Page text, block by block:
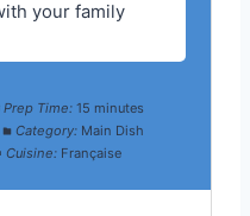
your family
Prep Time: 15 minutes
Category: Main Dish
Cuisine: Française